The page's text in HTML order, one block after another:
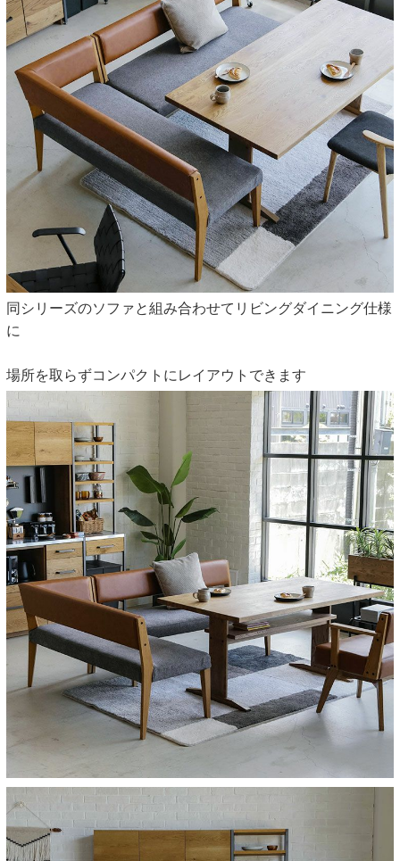
同シリーズのソファと組み合わせてリビングダイニング仕様
に
場所を取らずコンパクトにレイアウトできます